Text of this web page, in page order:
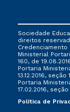
FIES, Prouni e
não se
ofertada pela
Sociedade
direitos
Credenciamento
Ministerial
160, de
Portaria
13.12.2016,
Portaria
17.02.2016, seção
Política de